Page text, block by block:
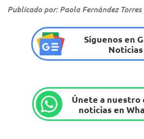
Publicado por: Paola Fernández Torres
Síguenos en
Noticias
Únete a nuestro
noticias en